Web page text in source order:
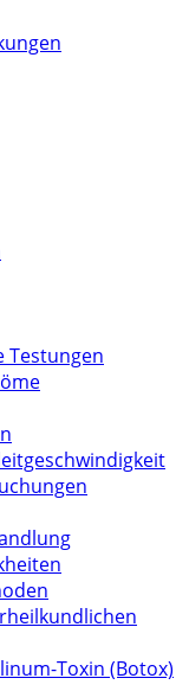
Testungen
Toxin (Botox)